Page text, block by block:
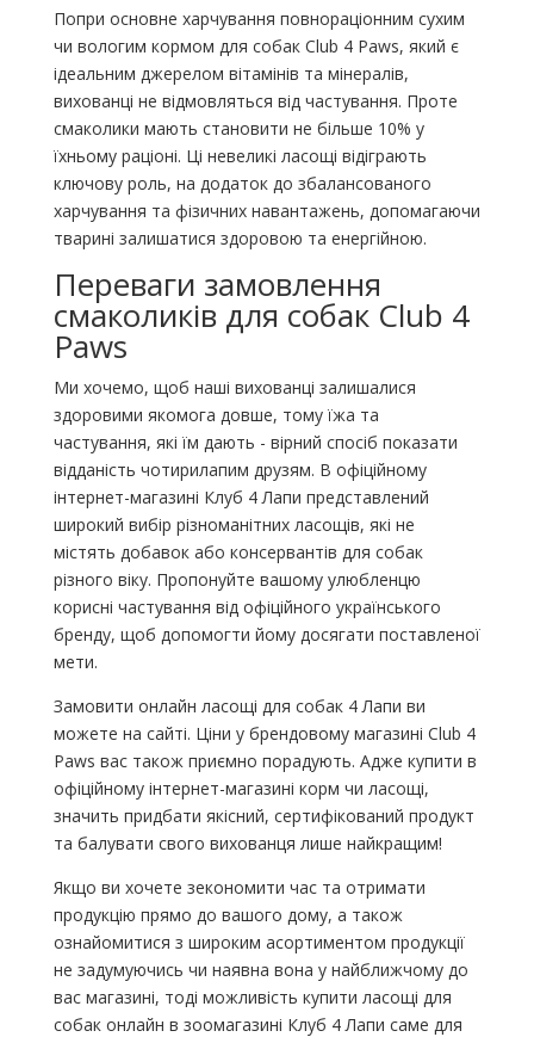
Попри основне харчування повнораціонним сухим
чи вологим кормом для собак Club 4 Paws, який є
ідеальним джерелом вітамінів та мінералів,
вихованці не відмовляться від частування. Проте
смаколики мають становити не більше 10% у
їхньому раціоні. Ці невеликі ласощі відіграють
ключову роль, на додаток до збалансованого
харчування та фізичних навантажень, допомагаючи
тварині залишатися здоровою та енергійною.
Переваги замовлення
смаколиків для собак Club 4
Paws
Ми хочемо, щоб наші вихованці залишалися
здоровими якомога довше, тому їжа та
частування, які їм дають - вірний спосіб показати
відданість чотирилапим друзям. В офіційному
інтернет-магазині Клуб 4 Лапи представлений
широкий вибір різноманітних ласощів, які не
містять добавок або консервантів для собак
різного віку. Пропонуйте вашому улюбленцю
корисні частування від офіційного українського
бренду, щоб допомогти йому досягати поставленої
мети.
Замовити онлайн ласощі для собак 4 Лапи ви
можете на сайті. Ціни у брендовому магазині Club 4
Paws вас також приємно порадують. Адже купити в
офіційному інтернет-магазині корм чи ласощі,
значить придбати якісний, сертифікований продукт
та балувати свого вихованця лише найкращим!
Якщо ви хочете зекономити час та отримати
продукцію прямо до вашого дому, а також
ознайомитися з широким асортиментом продукції
не задумуючись чи наявна вона у найближчому до
вас магазині, тоді можливість купити ласощі для
собак онлайн в зоомагазині Клуб 4 Лапи саме для